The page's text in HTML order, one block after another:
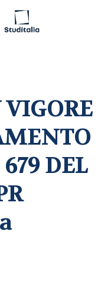
DEL